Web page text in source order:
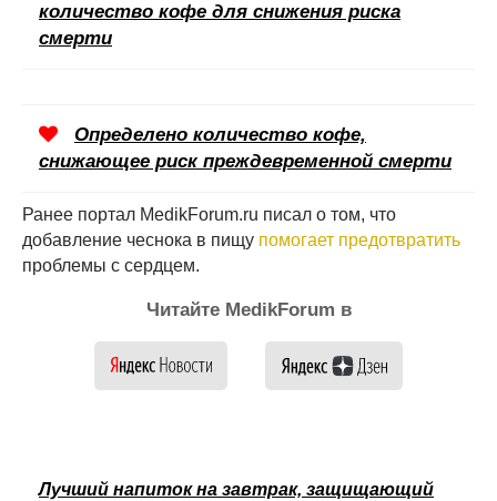
количество кофе для снижения риска
смерти
Определено количество кофе,
снижающее риск преждевременной смерти
Ранее портал MedikForum.ru писал о том, что
добавление чеснока в пищу помогает предотвратить
проблемы с сердцем.
Читайте MedikForum в
Лучший напиток на завтрак, защищающий